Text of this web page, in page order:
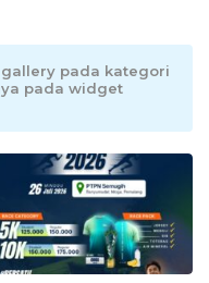
pada kategori
pada widget